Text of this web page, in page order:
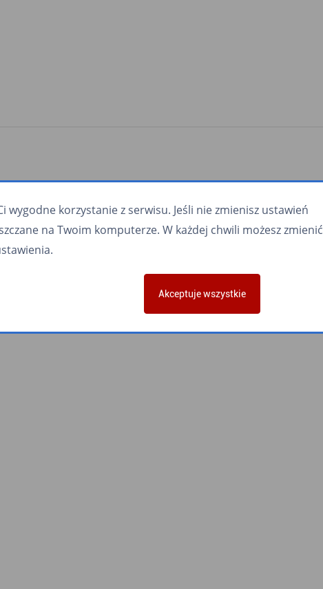
korzystanie z serwisu. Jeśli nie zmienisz ustawień
na Twoim komputerze. W każdej chwili możesz zmienić
Akceptuje wszystkie